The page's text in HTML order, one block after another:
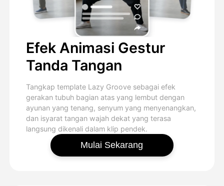
Efek Animasi Gestur
Tanda Tangan
Tangkap template Lazy Groove sebagai efek
gerakan tubuh bagian atas yang lembut dengan
ayunan yang tenang, senyum yang menyenangkan,
dan isyarat tangan wajah dekat yang terasa
langsung dikenali dalam klip pendek.
Mulai Sekarang